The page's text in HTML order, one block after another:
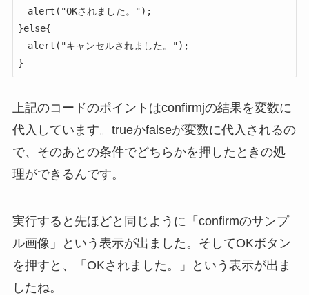
alert("OKされました。");
}else{
alert("キャンセルされました。");
}
上記のコードのポイントはconfirmjの結果を変数に
代入しています。trueかfalseが変数に代入されるの
で、そのあとの条件でどちらかを押したときの処
理ができるんです。
実行すると先ほどと同じように「confirmのサンプ
ル画像」という表示が出ました。そしてOKボタン
を押すと、「OKされました。」という表示が出ま
したね。